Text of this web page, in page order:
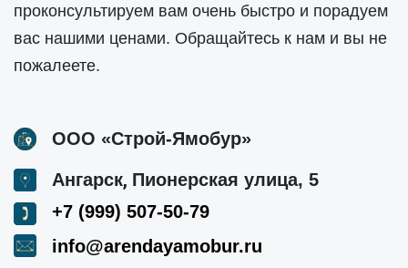
проконсультируем вам очень быстро и порадуем
вас нашими ценами. Обращайтесь к нам и вы не
пожалеете.
ООО «Строй-Ямобур»
Ангарск, Пионерская улица, 5
+7 (999) 507-50-79
info@arendayamobur.ru